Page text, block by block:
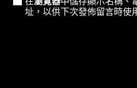
址，以供下次發佈留言時使